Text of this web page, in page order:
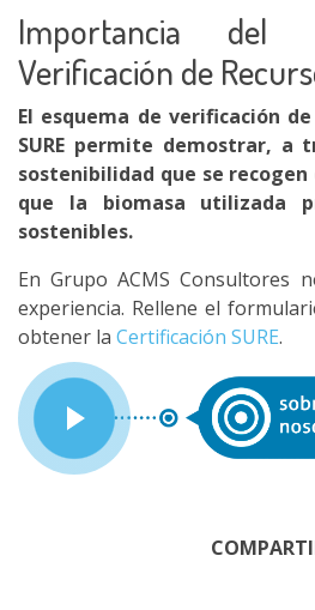
Importancia del
Verificación de
El esquema de verificación
SURE permite demostrar, a
sostenibilidad que se recogen
que la biomasa utilizada
sostenibles.
En Grupo ACMS Consultores
experiencia. Rellene el
obtener la Certificación SURE.